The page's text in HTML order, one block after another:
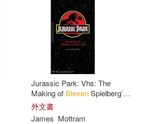
Daniel(79)
Inc(34)
Lib Edn(33)
Jurassic Park: Vhs: The
Making ofStevenSpielberg’s
Iconic Film
外文書
James Mottram